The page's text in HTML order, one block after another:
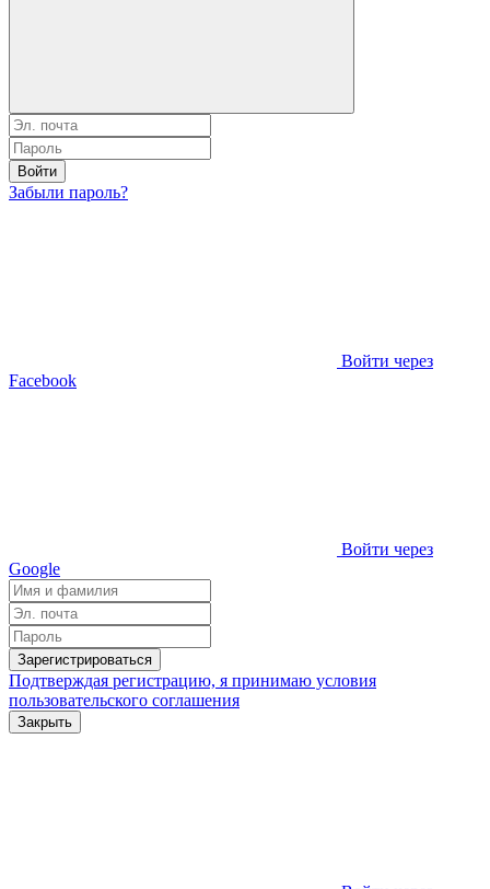
Войти
Забыли пароль?
Войти через
Facebook
Войти через
Google
Зарегистрироваться
Подтверждая регистрацию, я принимаю условия
пользовательского соглашения
Закрыть